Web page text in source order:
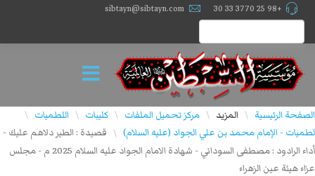
+98 25 3770 33 30
sibtayn@sibtayn.com
الصفحة الرئيسية \ المزيد \ مركز تحميل الملفات \ كليبات \ اللطميات \
لطميات - الإمام محمد بن علي الجواد (عليه السلام) \ قصيدة : الطير دلاهم عليك -
أداء الرادود : مصطفى السوداني - شهادة الامام الجواد عليه السلام 2025 م - مجلس
عزاء هيئة عين الزهراء